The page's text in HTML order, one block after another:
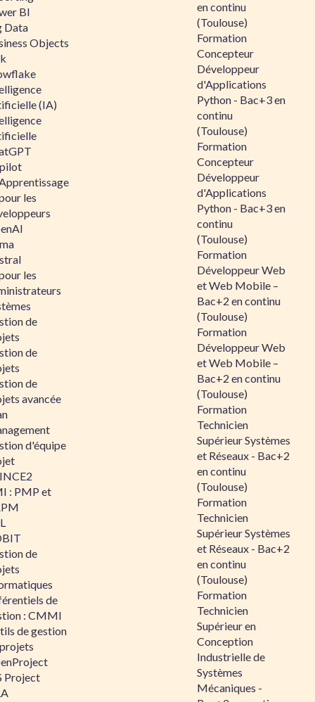
BI
Data
Objects
(IA)
les
les
de
de
de
avancée
d'équipe
: PMP et
de
de
: CMMI
de gestion
Project
en continu
(Toulouse)
Formation
Concepteur
Développeur
d'Applications
Python - Bac+3 en
continu
(Toulouse)
Formation
Concepteur
Développeur
d'Applications
Python - Bac+3 en
continu
(Toulouse)
Formation
Développeur Web
et Web Mobile –
Bac+2 en continu
(Toulouse)
Formation
Développeur Web
et Web Mobile –
Bac+2 en continu
(Toulouse)
Formation
Technicien
Supérieur Systèmes
et Réseaux - Bac+2
en continu
(Toulouse)
Formation
Technicien
Supérieur Systèmes
et Réseaux - Bac+2
en continu
(Toulouse)
Formation
Technicien
Supérieur en
Conception
Industrielle de
Systèmes
Mécaniques -